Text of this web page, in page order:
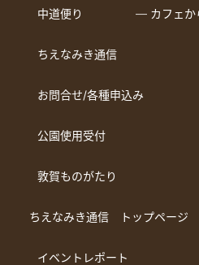
中道便り ― カフェか
ちえなみき通信
お問合せ/各種申込み
公園使用受付
敦賀ものがたり
ちえなみき通信 トップページ
イベントレポート